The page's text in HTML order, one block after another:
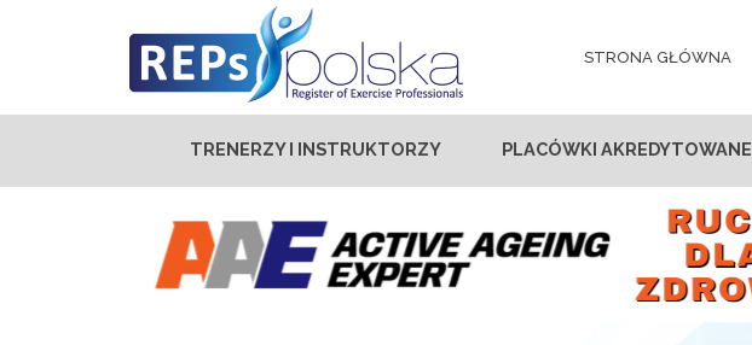
STRONA GŁÓWNA
TRENERZY I INSTRUKTORZY PLACÓWKI AKREDYTOWANE